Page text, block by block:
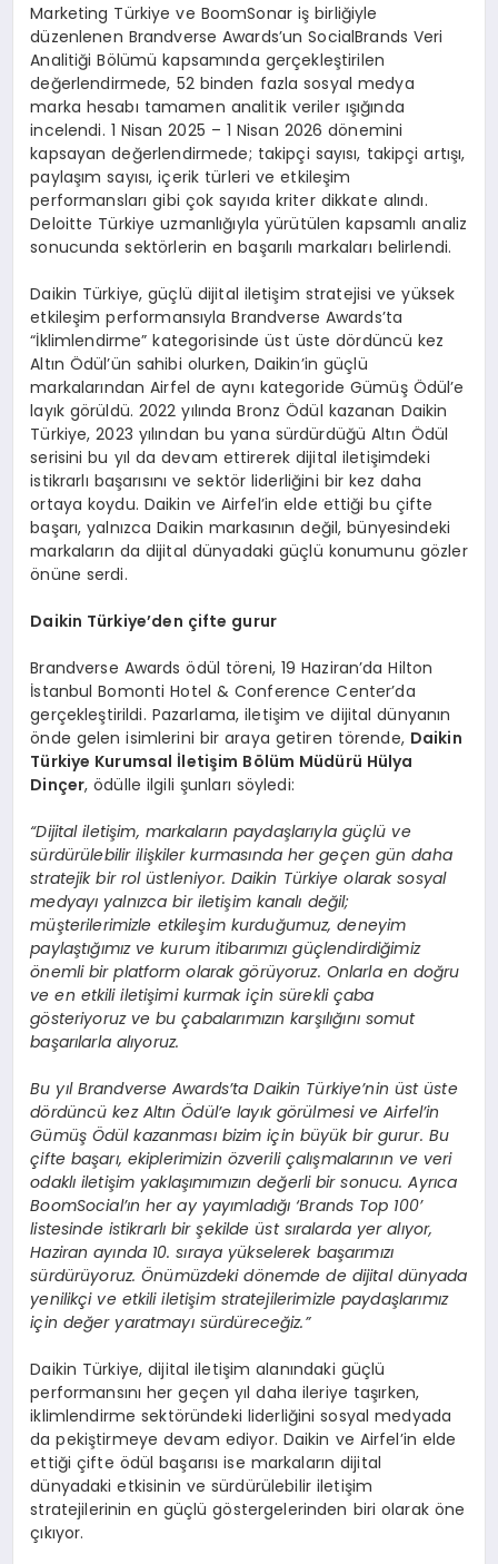
Marketing Türkiye ve BoomSonar iş birliğiyle
düzenlenen Brandverse Awards’un SocialBrands Veri
Analitiği Bölümü kapsamında gerçekleştirilen
değerlendirmede, 52 binden fazla sosyal medya
marka hesabı tamamen analitik veriler ışığında
incelendi. 1 Nisan 2025 – 1 Nisan 2026 dönemini
kapsayan değerlendirmede; takipçi sayısı, takipçi artışı,
paylaşım sayısı, içerik türleri ve etkileşim
performansları gibi çok sayıda kriter dikkate alındı.
Deloitte Türkiye uzmanlığıyla yürütülen kapsamlı analiz
sonucunda sektörlerin en başarılı markaları belirlendi.
Daikin Türkiye, güçlü dijital iletişim stratejisi ve yüksek
etkileşim performansıyla Brandverse Awards’ta
“İklimlendirme” kategorisinde üst üste dördüncü kez
Altın Ödül’ün sahibi olurken, Daikin’in güçlü
markalarından Airfel de aynı kategoride Gümüş Ödül’e
layık görüldü. 2022 yılında Bronz Ödül kazanan Daikin
Türkiye, 2023 yılından bu yana sürdürdüğü Altın Ödül
serisini bu yıl da devam ettirerek dijital iletişimdeki
istikrarlı başarısını ve sektör liderliğini bir kez daha
ortaya koydu. Daikin ve Airfel’in elde ettiği bu çifte
başarı, yalnızca Daikin markasının değil, bünyesindeki
markaların da dijital dünyadaki güçlü konumunu gözler
önüne serdi.
Daikin Türkiye’den çifte gurur
Brandverse Awards ödül töreni, 19 Haziran’da Hilton
İstanbul Bomonti Hotel & Conference Center’da
gerçekleştirildi. Pazarlama, iletişim ve dijital dünyanın
önde gelen isimlerini bir araya getiren törende, Daikin
Türkiye Kurumsal İletişim Bölüm Müdürü Hülya
Dinçer, ödülle ilgili şunları söyledi:
“Dijital iletişim, markaların paydaşlarıyla güçlü ve
sürdürülebilir ilişkiler kurmasında her geçen gün daha
stratejik bir rol üstleniyor. Daikin Türkiye olarak sosyal
medyayı yalnızca bir iletişim kanalı değil;
müşterilerimizle etkileşim kurduğumuz, deneyim
paylaştığımız ve kurum itibarımızı güçlendirdiğimiz
önemli bir platform olarak görüyoruz. Onlarla en doğru
ve en etkili iletişimi kurmak için sürekli çaba
gösteriyoruz ve bu çabalarımızın karşılığını somut
başarılarla alıyoruz.
Bu yıl Brandverse Awards’ta Daikin Türkiye’nin üst üste
dördüncü kez Altın Ödül’e layık görülmesi ve Airfel’in
Gümüş Ödül kazanması bizim için büyük bir gurur. Bu
çifte başarı, ekiplerimizin özverili çalışmalarının ve veri
odaklı iletişim yaklaşımımızın değerli bir sonucu. Ayrıca
BoomSocial’ın her ay yayımladığı ‘Brands Top 100’
listesinde istikrarlı bir şekilde üst sıralarda yer alıyor,
Haziran ayında 10. sıraya yükselerek başarımızı
sürdürüyoruz. Önümüzdeki dönemde de dijital dünyada
yenilikçi ve etkili iletişim stratejilerimizle paydaşlarımız
için değer yaratmayı sürdüreceğiz.”
Daikin Türkiye, dijital iletişim alanındaki güçlü
performansını her geçen yıl daha ileriye taşırken,
iklimlendirme sektöründeki liderliğini sosyal medyada
da pekiştirmeye devam ediyor. Daikin ve Airfel’in elde
ettiği çifte ödül başarısı ise markaların dijital
dünyadaki etkisinin ve sürdürülebilir iletişim
stratejilerinin en güçlü göstergelerinden biri olarak öne
çıkıyor.